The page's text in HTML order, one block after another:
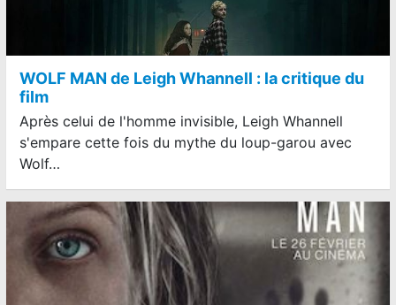
WOLF MAN de Leigh Whannell : la critique du
film
Après celui de l'homme invisible, Leigh Whannell
s'empare cette fois du mythe du loup-garou avec
Wolf…